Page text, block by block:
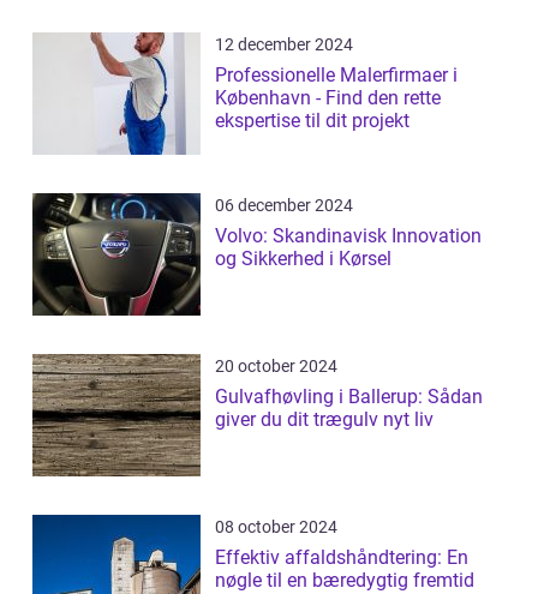
12 december 2024
Professionelle Malerfirmaer i
København - Find den rette
ekspertise til dit projekt
06 december 2024
Volvo: Skandinavisk Innovation
og Sikkerhed i Kørsel
20 october 2024
Gulvafhøvling i Ballerup: Sådan
giver du dit trægulv nyt liv
08 october 2024
Effektiv affaldshåndtering: En
nøgle til en bæredygtig fremtid